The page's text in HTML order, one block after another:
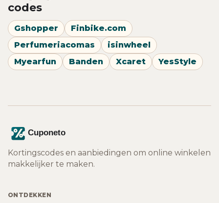
codes
Gshopper
Finbike.com
Perfumeriacomas
isinwheel
Myearfun
Banden Xcaret YesStyle
Kortingscodes en aanbiedingen om online winkelen
makkelijker te maken.
ONTDEKKEN